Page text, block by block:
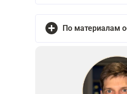
По материалам